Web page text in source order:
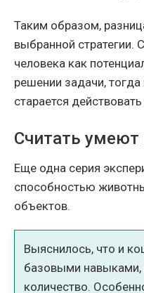
Таким образом,
выбранной стратегии.
человека как
решении задачи,
старается
Считать умеют
Еще одна серия
способностью
объектов.
Выяснилось, что и
базовыми
количество.